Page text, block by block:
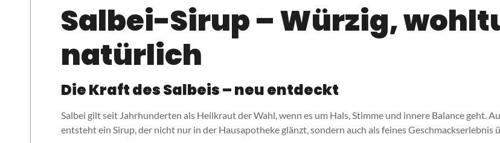
Salbei-Sirup – Würzig,
natürlich
Die Kraft des Salbeis – neu entdeckt
Salbei gilt seit Jahrhunderten als Heilkraut der Wahl, wenn es um Hals, Stimme und innere Balance geht.
entsteht ein Sirup, der nicht nur in der Hausapotheke glänzt, sondern auch als feines Geschmackserlebnis